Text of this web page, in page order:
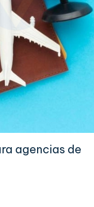
agencias de